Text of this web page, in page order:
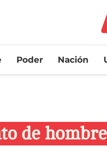
Poder Nación
de